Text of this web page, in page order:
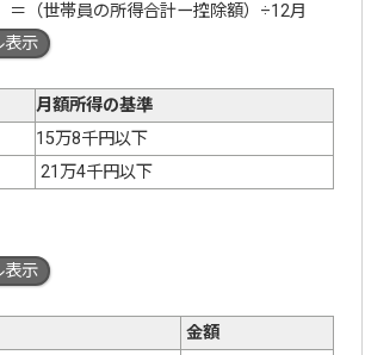
＝（世帯員の所得合計ー控除額）÷12月
表示
月額所得の基準
15万8千円以下
21万4千円以下
表示
金額